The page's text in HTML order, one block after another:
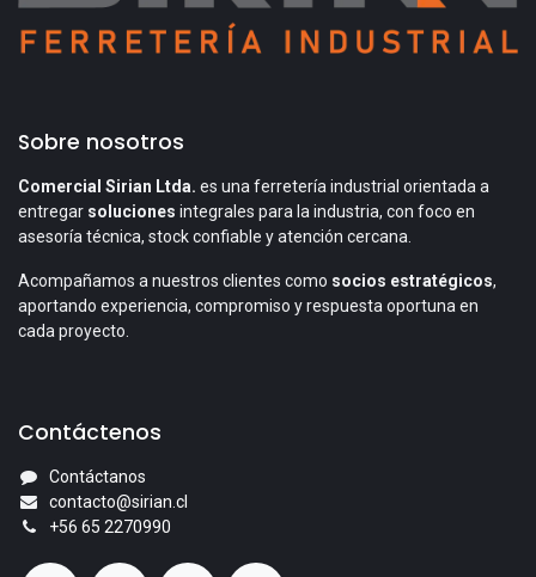
Sobre nosotros
Comercial Sirian Ltda. es una ferretería industrial orientada a
entregar soluciones integrales para la industria, con foco en
asesoría técnica, stock confiable y atención cercana.
Acompañamos a nuestros clientes como socios estratégicos,
aportando experiencia, compromiso y respuesta oportuna en
cada proyecto.
Contáctenos
Contáctanos
contacto@sirian.cl
+56 65 2270990